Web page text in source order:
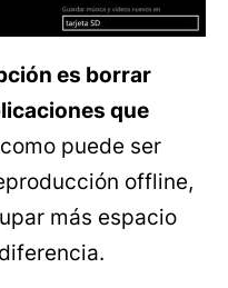
es borrar
que
puede ser
offline,
más espacio